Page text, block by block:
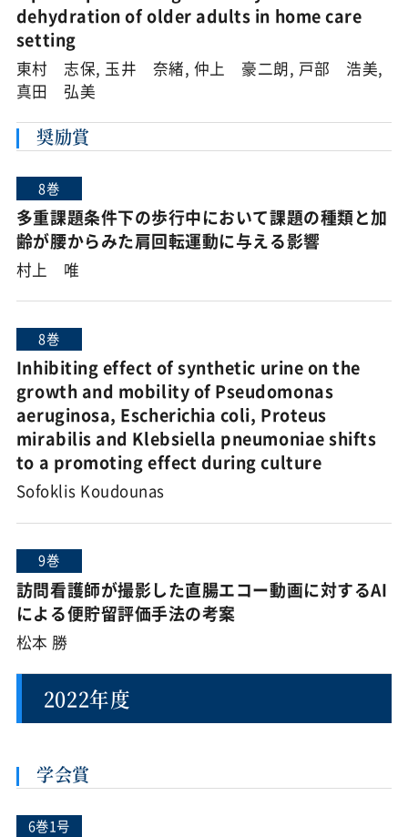
dehydration of older adults in home care
setting
東村 志保, 玉井 奈緒, 仲上 豪二朗, 戸部 浩美,
真田 弘美
奨励賞
8巻
多重課題条件下の歩行中において課題の種類と加
齢が腰からみた肩回転運動に与える影響
村上 唯
8巻
Inhibiting effect of synthetic urine on the
growth and mobility of Pseudomonas
aeruginosa, Escherichia coli, Proteus
mirabilis and Klebsiella pneumoniae shifts
to a promoting effect during culture
Sofoklis Koudounas
9巻
訪問看護師が撮影した直腸エコー動画に対するAI
による便貯留評価手法の考案
松本 勝
2022年度
学会賞
6巻1号